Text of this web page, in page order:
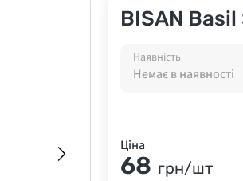
BISAN
Наявність
Немає в наявності
Ціна
68 грн/шт